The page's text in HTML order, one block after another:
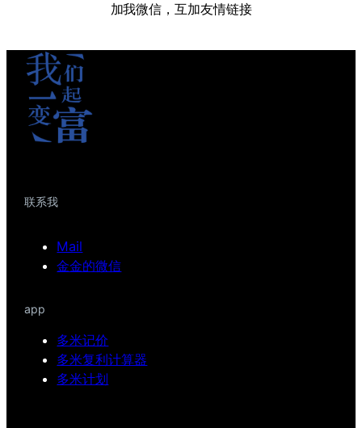
加我微信，互加友情链接
联系我
Mail
金金的微信
app
多米记价
多米复利计算器
多米计划